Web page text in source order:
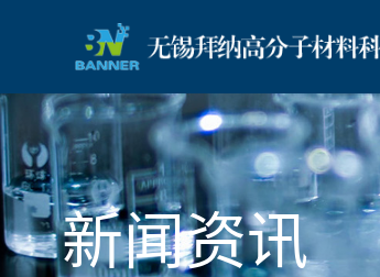
新闻资讯